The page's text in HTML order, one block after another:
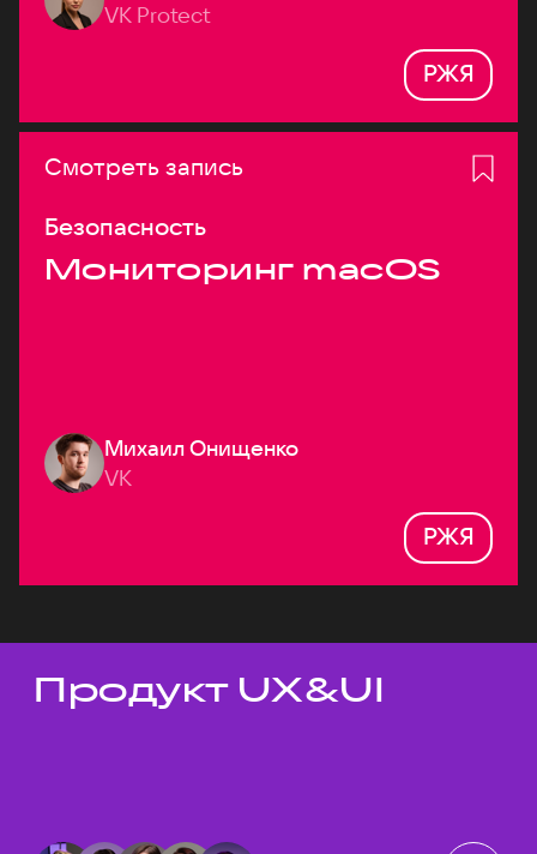
VK Protect
РЖЯ
Смотреть запись
Безопасность
Мониторинг macOS
Михаил Онищенко
VK
РЖЯ
Темы докладов
Продукт UX&UI